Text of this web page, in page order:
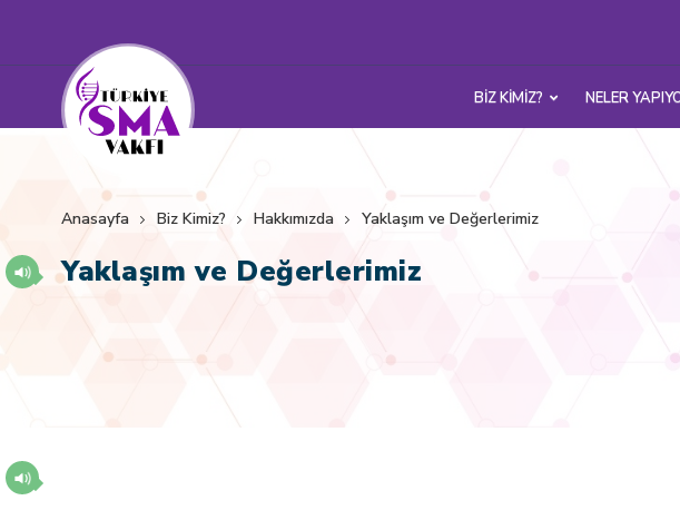
BİZ KİMİZ? NELER
Anasayfa Biz Kimiz? Hakkımızda Yaklaşım ve Değerlerimiz
Yaklaşım ve Değerlerimiz